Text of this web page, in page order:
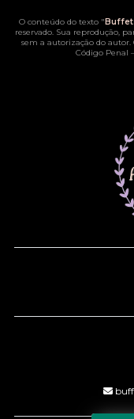
O conteúdo do texto "
reservado. Sua reprodução,
sem a autorização do
Código Penal –